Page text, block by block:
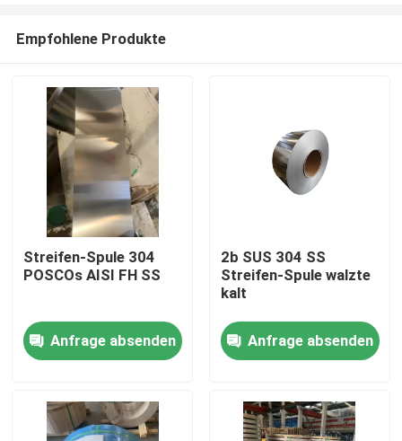
Haus
Empfohlene Produkte
Streifen-Spule 304
POSCOs AISI FH SS
Anfrage absenden
2b SUS 304 SS
Streifen-Spule walzte
kalt
Anfrage absenden